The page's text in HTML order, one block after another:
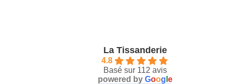
La Tissanderie
4.8
Basé sur 112 avis
powered by Goog e